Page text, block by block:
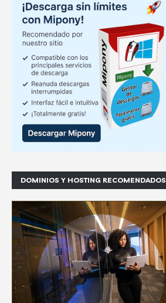
DOMINIOS Y HOSTING RECOMENDADOS